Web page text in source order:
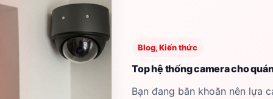
Blog, Kiến thức
Top hệ thống camera cho
Bạn đang băn khoăn nên lựa